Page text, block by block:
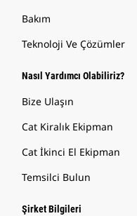
Bakım
Teknoloji Ve Çözümler
Nasıl Yardımcı Olabiliriz?
Bize Ulaşın
Cat Kiralık Ekipman
Cat İkinci El Ekipman
Temsilci Bulun
Şirket Bilgileri